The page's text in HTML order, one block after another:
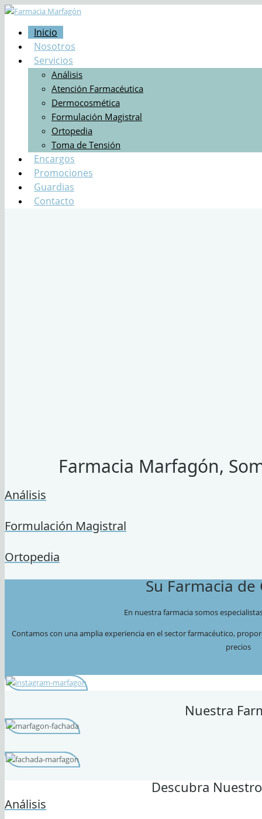
Inicio
Nosotros
Servicios
Análisis
Atención Farmacéutica
Dermocosmética
Formulación Magistral
Ortopedia
Toma de Tensión
Encargos
Promociones
Guardias
Contacto
Farmacia Marfagón,
Análisis
Formulación Magistral
Ortopedia
Su Farmacia de
En nuestra farmacia somos
Contamos con una amplia experiencia en el sector farmacéutico,
precios
Nuestra
Descubra
Análisis